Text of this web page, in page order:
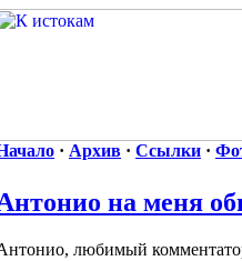
· Архив · Ссылки ·
на меня
любимый